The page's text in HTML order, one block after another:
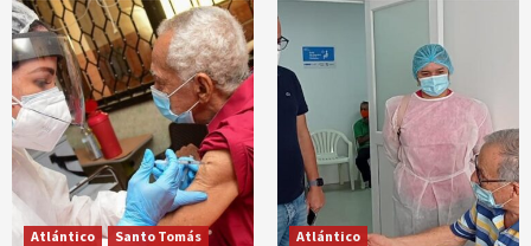
Atlántico Santo Tomás Atlántico